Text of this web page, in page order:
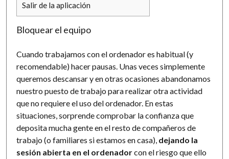
Salir de la aplicación
Bloquear el equipo
Cuando trabajamos con el ordenador es habitual (y
recomendable) hacer pausas. Unas veces simplemente
queremos descansar y en otras ocasiones abandonamos
nuestro puesto de trabajo para realizar otra actividad
que no requiere el uso del ordenador. En estas
situaciones, sorprende comprobar la confianza que
deposita mucha gente en el resto de compañeros de
trabajo (o familiares si estamos en casa), dejando la
sesión abierta en el ordenadorcon el riesgo que ello